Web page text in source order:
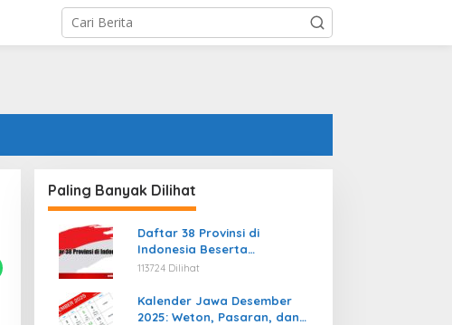
Paling Banyak Dilihat
Daftar 38 Provinsi di
Indonesia Beserta
Ibukotanya Terbaru
113724 Dilihat
Kalender Jawa Desember
2025: Weton, Pasaran, dan